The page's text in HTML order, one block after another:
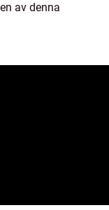
av denna